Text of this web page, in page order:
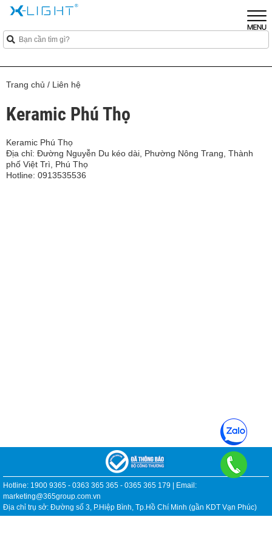
Trang chủ / Liên hệ
Keramic Phú Thọ
Keramic Phú Thọ
Địa chỉ: Đường Nguyễn Du kéo dài, Phường Nông Trang, Thành
phố Việt Trì, Phú Thọ
Hotline: 0913535536
Hotline: 1900 9365 - 0363 365 365 - 0365 365 179 | Email:
marketing@365group.com.vn
Địa chỉ trụ sở: Đường số 3, P.Hiệp Bình, Tp.Hồ Chí Minh (gần KDT Vạn Phúc)